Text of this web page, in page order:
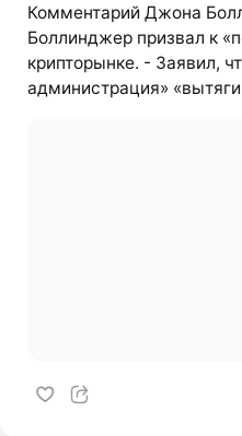
Комментарий Джона
Боллинджер призвал к
крипторынке. - Заявил,
администрация»